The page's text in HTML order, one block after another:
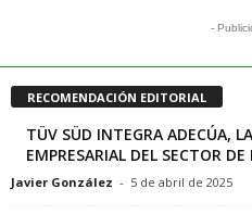
-
RECOMENDACIÓN EDITORIAL
TÜV SÜD INTEGRA ADECÚA,
EMPRESARIAL DEL SECTOR
Javier González - 5 de abril de 2025